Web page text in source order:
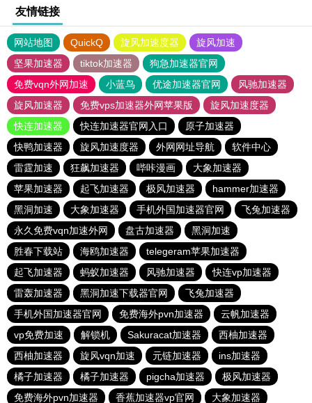
友情链接
网站地图 QuickQ 旋风加速度器
旋风加速
坚果加速器
tiktok加速器
狗急加速器官网
免费vqn外网加速
小蓝鸟 优途加速器官网
风驰加速器
旋风加速器
免费vps加速器外网苹果版
旋风加速度器
快连加速器
快连加速器官网入口
原子加速器
快鸭加速器
旋风加速度器 外网网址导航
软件中心
雷霆加速
狂飙加速器 哔咔漫画
大象加速器
苹果加速器
起飞加速器 极风加速器
hammer加速器
黑洞加速
大象加速器 手机外国加速器官网
飞兔加速器
永久免费vqn加速外网
盘古加速器
黑洞加速
胜春下载站
海鸥加速器
telegeram苹果加速器
起飞加速器
蚂蚁加速器 风驰加速器
快连vp加速器
雷轰加速器
黑洞加速下载器官网
飞兔加速器
手机外国加速器官网
免费海外pvn加速器
云帆加速器
vp免费加速
解锁机 Sakuracat加速器
西柚加速器
西柚加速器
旋风vqn加速 元链加速器
ins加速器
橘子加速器
橘子加速器 pigcha加速器
极风加速器
免费海外pvn加速器
香蕉加速器vp官网 大象加速器